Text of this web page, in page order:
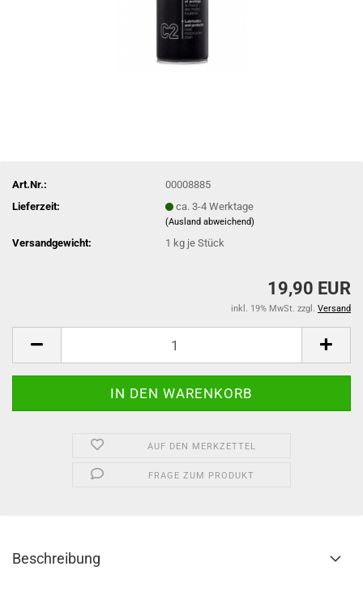
Art.Nr.:
00008885
Lieferzeit:
ca. 3-4 Werktage
(Ausland abweichend)
Versandgewicht: 1 kg je Stück
19,90 EUR
inkl. 19% MwSt. zzgl. Versand
AUF DEN MERKZETTEL
FRAGE ZUM PRODUKT
Beschreibung